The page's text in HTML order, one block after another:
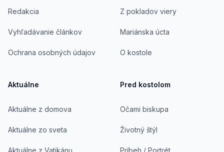
Redakcia
Vyhľadávanie článkov
Ochrana osobných údajov
Aktuálne
Aktuálne z domova
Aktuálne zo sveta
Aktuálne z Vatikánu
Z pokladov viery
Mariánska úcta
O kostole
Pred kostolom
Očami biskupa
Životný štýl
Príbeh / Portrét